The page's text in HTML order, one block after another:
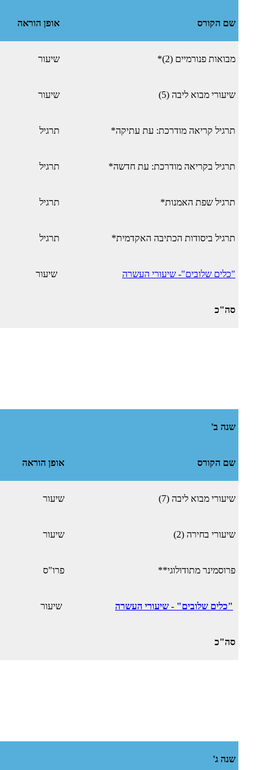
שם הקורס אופן הוראה
מבואות פנורמיים (2)* שיעור
שיעורי מבוא ליבה (5) שיעור
תרגיל קריאה מודרכת: עת עתיקה* תרגיל
תרגיל בקריאה מודרכת: עת חדשה* תרגיל
תרגיל שפת האמנות* תרגיל
תרגיל ביסודות הכתיבה האקדמית* תרגיל
"כלים שלובים"- שיעורי העשרה שיעור
סה"כ
שנה ב'
שם הקורס אופן הוראה
שיעורי מבוא ליבה (7) שיעור
שיעורי בחירה (2) שיעור
פרוסמינר מתודולוגי** פרו"ס
"כלים שלובים" - שיעורי העשרה שיעור
סה"כ
שנה ג'